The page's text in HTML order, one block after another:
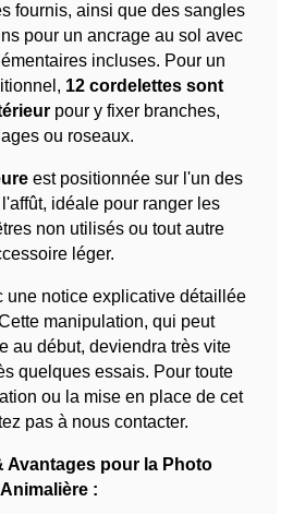
fournis, ainsi que des sangles
pour un ancrage au sol avec
incluses. Pour un
12 cordelettes sont
pour y fixer branches,
ou roseaux.
est positionnée sur l'un des
idéale pour ranger les
non utilisés ou tout autre
léger.
une notice explicative détaillée
manipulation, qui peut
au début, deviendra très vite
quelques essais. Pour toute
ou la mise en place de cet
pas à nous contacter.
Avantages pour la Photo
Animalière :